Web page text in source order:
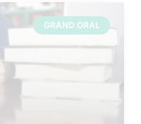
GRAND ORAL